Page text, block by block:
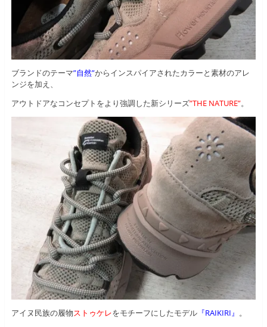
ブランドのテーマ”自然”からインスパイアされたカラーと素材のアレ
ンジを加え、
アウトドアなコンセプトをより強調した新シリーズ”THE NATURE”。
アイヌ民族の履物ストゥケレをモチーフにしたモデル『RAIKIRI』 。